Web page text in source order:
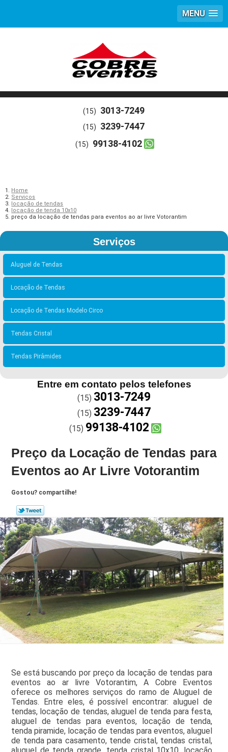
MENU
(15) 3013-7249
(15) 3239-7447
(15) 99138-4102
Home
Serviços
locação de tendas
locação de tenda 10x10
preço da locação de tendas para eventos ao ar livre Votorantim
Serviços
Aluguel de Tendas
Locação de Tendas
Locação de Tendas Modelo Circo
Tendas Cristal
Tendas Pirâmides
Entre em contato pelos telefones
(15) 3013-7249
(15) 3239-7447
(15) 99138-4102
Preço da Locação de Tendas para
Eventos ao Ar Livre Votorantim
Gostou? compartilhe!
Se está buscando por preço da locação de tendas para
eventos ao ar livre Votorantim, A Cobre Eventos
oferece os melhores serviços do ramo de Aluguel de
Tendas. Entre eles, é possível encontrar: aluguel de
tendas, locação de tendas, aluguel de tenda para festa,
aluguel de tendas para eventos, locação de tenda,
tenda piramide, locação de tendas para eventos, aluguel
de tenda para casamento, tende cristal, tendas cristal,